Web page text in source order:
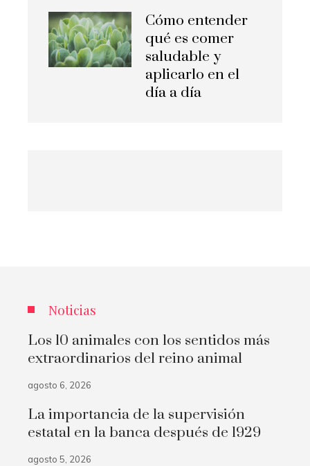
Cómo entender
qué es comer
saludable y
aplicarlo en el
día a día
Noticias
Los 10 animales con los sentidos más
extraordinarios del reino animal
agosto 6, 2026
La importancia de la supervisión
estatal en la banca después de 1929
agosto 5, 2026